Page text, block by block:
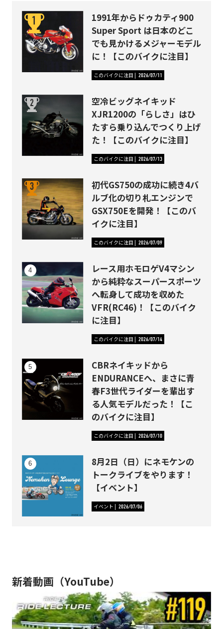
1991年からドゥカティ900
Super Sport は日本のどこ
でも見かけるメジャーモデル
に！【このバイクに注目】
このバイクに注目 2026/07/11
空冷ビッグネイキッド
XJR1200の「らしさ」はひ
たすら乗り込んでつくり上げ
た！【このバイクに注目】
このバイクに注目 2026/07/13
初代GS750の成功に続き4バ
ルブ化の切り札エンジンで
GSX750Eを開発！【このバ
イクに注目】
このバイクに注目 2026/07/09
レース用ホモロゲV4マシン
から純粋なスーパースポーツ
へ転身して成功を収めた
VFR(RC46)！【このバイク
に注目】
このバイクに注目 2026/07/14
CBRネイキッドから
ENDURANCEへ、まさに青
春F3世代ライダーを輩出す
る人気モデルだった！【こ
のバイクに注目】
このバイクに注目 2026/07/10
8月2日（日）にネモケンの
トークライブをやります！
【イベント】
イベント 2026/07/06
新着動画（YouTube）